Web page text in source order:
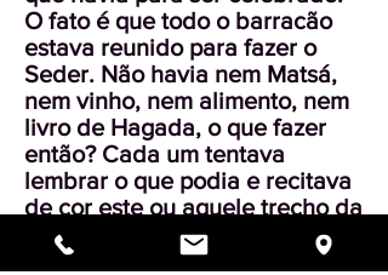
O fato é que todo o barracão
estava reunido para fazer o
Seder. Não havia nem Matsá,
nem vinho, nem alimento, nem
livro de Hagada, o que fazer
então? Cada um tentava
lembrar o que podia e recitava
de cor este ou aquele trecho da
Hagada. Juntos reconstruímos
o Seder, de De novo o guarda